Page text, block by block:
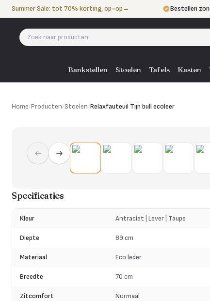
Naar de inhoud
Summer Sale: tot 70% korting, op=op→ Bestellen
Eigen
Bankstellen Stoelen Tafels Kasten
Home/Producten/Stoelen/Relaxfauteuil Tijn bull ecoleer
Specificaties
Kleur Antraciet | Lever | Taupe
Diepte 89 cm
Materiaal Eco leder
Breedte 70 cm
Zitcomfort Normaal